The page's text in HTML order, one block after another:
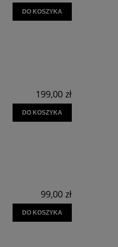
DO KOSZYKA
199,00 zł
DO KOSZYKA
99,00 zł
DO KOSZYKA